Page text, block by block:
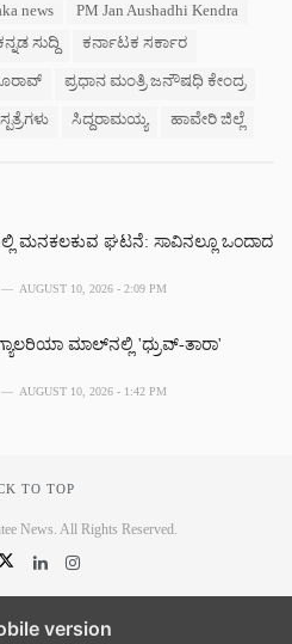
news
PM Jan Aushadhi Kendra
ಸುದ್ದಿ ಕರ್ನಾಟಕ ಸರ್ಕಾರ
ಪ್ರಧಾನ ಮಂತ್ರಿ ಜನೌಷಧಿ ಕೇಂದ್ರ
ಸಿದ್ದರಾಮಯ್ಯ ಹಾವೇರಿ ಜಿಲ್ಲೆ
ಮನಕಲಕುವ ಘಟನೆ: ಸಾವಿನಲ್ಲೂ ಒಂದಾದ
AUGUST 10, 2026 - 2:09 PM
ಮಾಲ್‌ನಲ್ಲಿ 'ಧ್ರುವ್-ತಾರಾ'
AUGUST 10, 2026 - 1:42 PM
TO TOP
News. All Rights Reserved.
version